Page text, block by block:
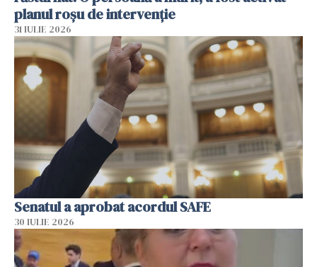
planul roșu de intervenție
31 IULIE 2026
Senatul a aprobat acordul SAFE
30 IULIE 2026